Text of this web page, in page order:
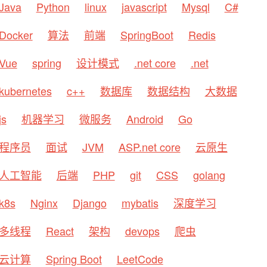
Python linux javascript Mysql
C#
算法 前端 SpringBoot
Redis
spring 设计模式 .net core
.net
c++ 数据库 数据结构
大数据
机器学习 微服务 Android
Go
序员
面试 JVM ASP.net core
云原生
工智能
后端 PHP git CSS
golang
Nginx Django mybatis
深度学习
线程
React 架构 devops
爬虫
计算
Spring Boot LeetCode